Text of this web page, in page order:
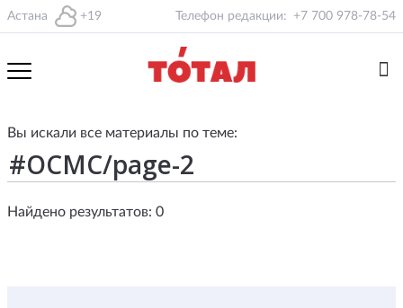
Астана +19 Телефон редакции: +7 700 978-78-54
Вы искали все материалы по теме:
Найдено результатов: 0